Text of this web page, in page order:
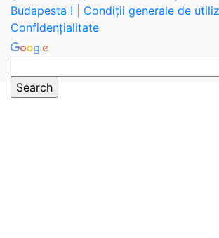
Budapesta !
Condiții generale de
Confidențialitate